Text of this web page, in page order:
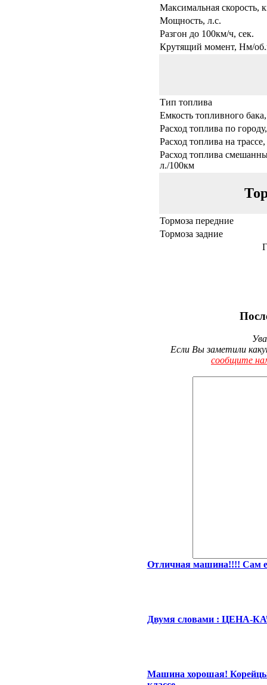
Максимальная скорость,
Мощность, л.с.
Разгон до 100км/ч, сек.
Крутящий момент, Нм/
Тип топлива
Емкость топливного
Расход топлива по
Расход топлива на
Расход топлива
л./100км
Тормоза передние
Тормоза задние
Если Вы заметили
сообщите
Отличная машина!!!! Сам
Двумя словами : ЦЕНА-
Машина хорошая! Корейцы